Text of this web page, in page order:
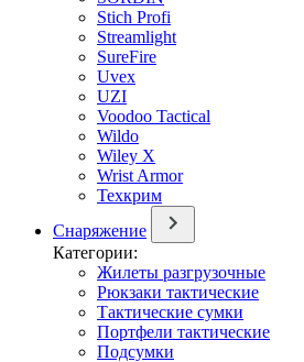
Stich Profi
Streamlight
SureFire
Uvex
UZI
Voodoo Tactical
Wildo
Wiley X
Wrist Armor
Техкрим
Снаряжение
Категории:
Жилеты разгрузочные
Рюкзаки тактические
Тактические сумки
Портфели тактические
Подсумки